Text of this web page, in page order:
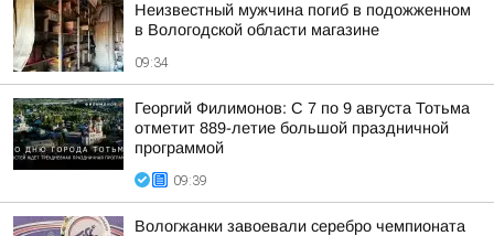
Неизвестный мужчина погиб в подожженном
в Вологодской области магазине
09:34
Георгий Филимонов: С 7 по 9 августа Тотьма
отметит 889-летие большой праздничной
программой
09:39
Вологжанки завоевали серебро чемпионата